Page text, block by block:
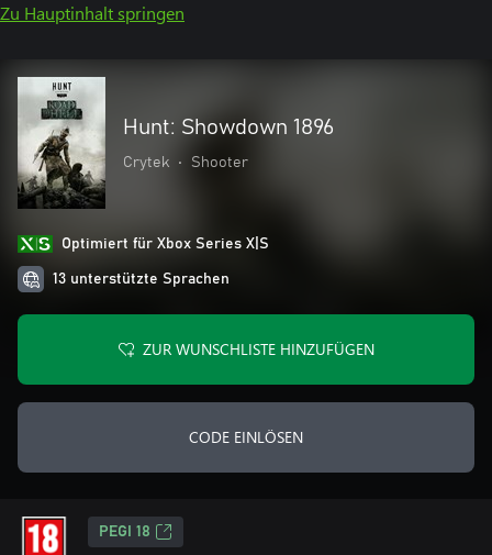
Zu Hauptinhalt springen
Hunt: Showdown 1896
Crytek • Shooter
Optimiert für Xbox Series X|S
13 unterstützte Sprachen
ZUR WUNSCHLISTE HINZUFÜGEN
CODE EINLÖSEN
PEGI 18